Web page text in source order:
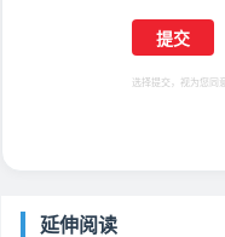
选择提交，视为您同
延伸阅读